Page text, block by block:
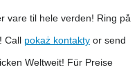
vare til hele verden! Ring på
Call pokaż kontaktyor send
Weltweit! Für Preise